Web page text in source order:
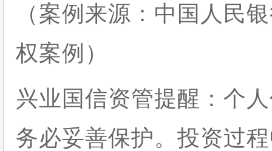
（案例来源：中国人民
权案例）
兴业国信资管提醒：个
务必妥善保护。投资过